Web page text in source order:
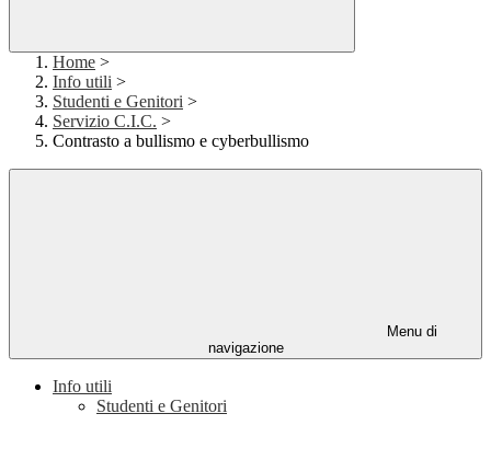
Home >
Info utili >
Studenti e Genitori >
Servizio C.I.C. >
Contrasto a bullismo e cyberbullismo
Menu di
navigazione
Info utili
Studenti e Genitori